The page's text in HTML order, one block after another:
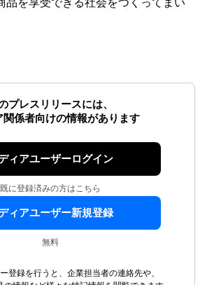
プレスリリースには、
関係者向けの情報があります
ィアユーザーログイン
既に登録済みの方はこちら
ィアユーザー新規登録
無料
登録を行うと、企業担当者の連絡先や、